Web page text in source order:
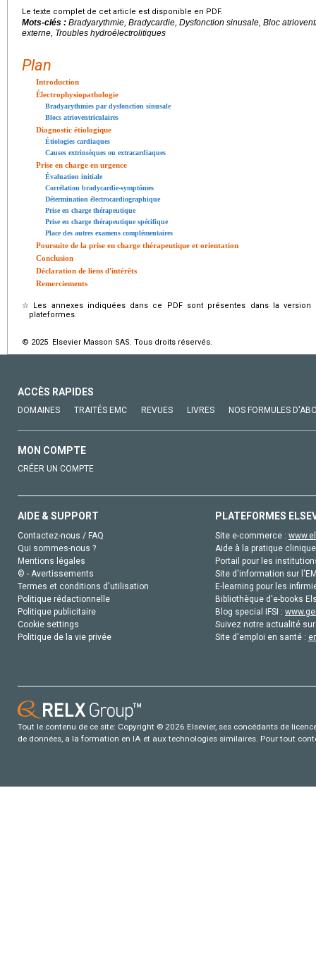
Le texte complet de cet article est disponible en PDF.
Mots-clés : Bradyarythmie, Bradycardie, Dysfonction sinusale, Bloc
externe, Troubles hydroélectrolitiques
Plan
Introduction
Électrophysiopathologie
Bradyarythmies par dysfonction sinusale
Blocs atrioventriculaires
Diagnostic étiologique
Étiologies cardiaques
Causes extrinsèques ou extracardiaques
Prise en charge en urgence
Évaluation initiale
Corrélation bradycardie-symptômes
Détermination électrocardiographique
Prise en charge thérapeutique
Prise en charge thérapeutique spécifique
Place des autres examens complémentaires
Poursuite de la prise en charge thérapeutique et orientation
Conclusion
Déclaration de liens d'intérêts
Remerciements
☆
Les annexes indiquées dans ce PDF sont présentes dans la
plateformes.
© 2025 Elsevier Masson SAS. Tous droits réservés.
ACCÈS RAPIDES
DOMAINES TRAITÉS EMC REVUES LIVRES NOS FORMULES
MON COMPTE
CRÉER UN COMPTE
AIDE & SUPPORT
Contactez-nous / FAQ
Qui sommes-nous ?
Mentions légales
© - Avertissements
Termes et conditions d'utilisation
Politique rédactionnelle
Politique publicitaire
Cookie settings
Politique de la vie privée
PLATEFORMES
Site e-commerce :
Aide à la pratique
Portail pour les
Site d'information sur
E-learning pour les
Bibliothèque d'e-books
Blog special IFSI :
Suivez notre actualité
Site d'emploi en santé :
Tout le contenu de ce site: Copyright © 2026 Elsevier, ses concédants de
de données, a la formation en IA et aux technologies similaires. Pour tout